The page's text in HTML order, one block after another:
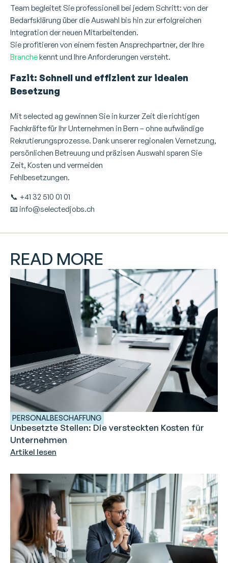
Team begleitet Sie professionell bei jedem Schritt: von der
Bedarfsklärung über die Auswahl bis hin zur erfolgreichen
Integration der neuen Mitarbeitenden.
Sie profitieren von einem festen Ansprechpartner, der Ihre
Branchekennt und Ihre Anforderungen versteht.
Fazit: Schnell und effizient zur idealen
Besetzung
Mit selected ag gewinnen Sie in kurzer Zeit die richtigen
Fachkräfte für Ihr Unternehmen in Bern – ohne aufwändige
Rekrutierungsprozesse. Dank unserer regionalen Vernetzung,
persönlichen Betreuung und präzisen Auswahl sparen Sie
Zeit, Kosten und vermeiden
Fehlbesetzungen.
📞 +41 32 510 01 01
📧 info@selectedjobs.ch
READ MORE
PERSONALBESCHAFFUNG
Unbesetzte Stellen: Die versteckten Kosten für
Unternehmen
Artikel lesen